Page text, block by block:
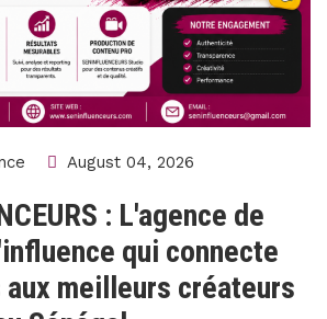
August 04, 2026
: L'agence de
qui connecte
aux meilleurs créateurs